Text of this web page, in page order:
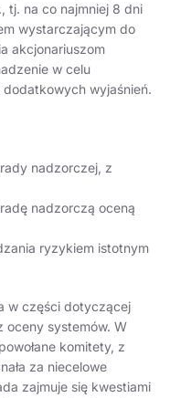
tj. na co najmniej 8 dni
wystarczającym do
akcjonariuszom
w celu
dodatkowych wyjaśnień.
nadzorczej, z
nadzorczą oceną
ryzykiem istotnym
w części dotyczącej
oceny systemów. W
komitety, z
za niecelowe
zajmuje się kwestiami